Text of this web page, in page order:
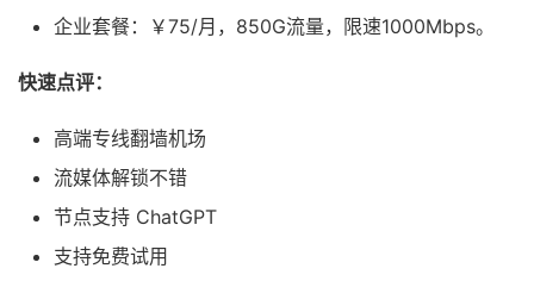
企业套餐：￥75/月，850G流量，限速1000Mbps。
快速点评：
高端专线翻墙机场
流媒体解锁不错
节点支持 ChatGPT
支持免费试用